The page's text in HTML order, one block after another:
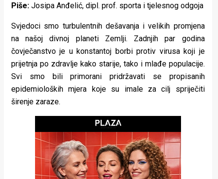
pokretu
Ideje
koje
rade
Aktivizam
Aktuelnosti
Piše: Josipa Anđelić, dipl. prof. sporta i tjelesnog odgoja
Svjedoci smo turbulentnih dešavanja i velikih promjena
na našoj divnoj planeti Zemlji. Zadnjih par godina
čovječanstvo je u konstantoj borbi protiv virusa koji je
prijetnja po zdravlje kako starije, tako i mlađe populacije.
Svi smo bili primorani pridržavati se propisanih
epidemioloških mjera koje su imale za cilj spriječiti
širenje zaraze.